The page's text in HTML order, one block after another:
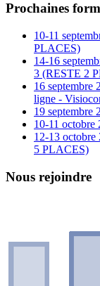
Prochaines
10-11
PLACES)
14-16
3 (RESTE 2
16 septembre
ligne -
19 septembre
10-11 octobre
12-13
5 PLACES)
Nous rejoindre